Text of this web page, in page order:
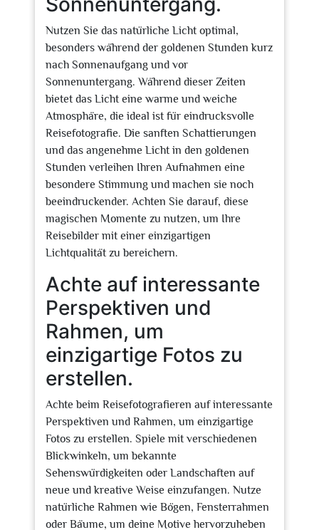
Nutzen Sie das natürliche Licht optimal,
besonders während der goldenen Stunden kurz
nach Sonnenaufgang und vor
Sonnenuntergang. Während dieser Zeiten
bietet das Licht eine warme und weiche
Atmosphäre, die ideal ist für eindrucksvolle
Reisefotografie. Die sanften Schattierungen
und das angenehme Licht in den goldenen
Stunden verleihen Ihren Aufnahmen eine
besondere Stimmung und machen sie noch
beeindruckender. Achten Sie darauf, diese
magischen Momente zu nutzen, um Ihre
Reisebilder mit einer einzigartigen
Lichtqualität zu bereichern.
Achte auf interessante
Perspektiven und
Rahmen, um
einzigartige Fotos zu
erstellen.
Achte beim Reisefotografieren auf interessante
Perspektiven und Rahmen, um einzigartige
Fotos zu erstellen. Spiele mit verschiedenen
Blickwinkeln, um bekannte
Sehenswürdigkeiten oder Landschaften auf
neue und kreative Weise einzufangen. Nutze
natürliche Rahmen wie Bögen, Fensterrahmen
oder Bäume, um deine Motive hervorzuheben